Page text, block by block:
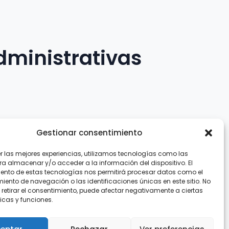
Gestionar consentimiento
las mejores experiencias, utilizamos tecnologías como las
almacenar y/o acceder a la información del dispositivo. El
de estas tecnologías nos permitirá procesar datos como el
de navegación o las identificaciones únicas en este sitio. No
el consentimiento, puede afectar negativamente a ciertas
y funciones.